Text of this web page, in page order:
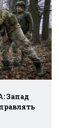
Запад